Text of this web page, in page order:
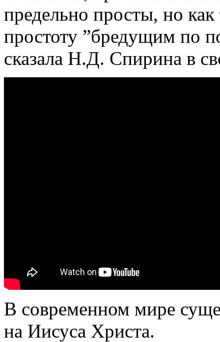
предельно просты, но
простоту ”бредущим по
сказала Н.Д. Спирина в
В современном мире
на Иисуса Христа.